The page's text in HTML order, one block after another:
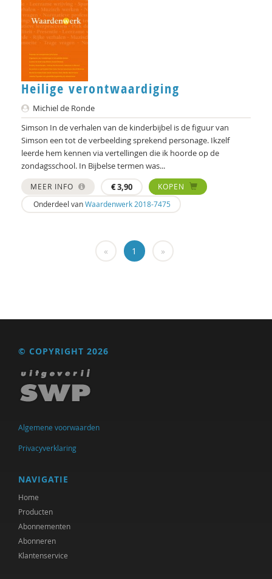
Rik Hospers
Chenjerai Hove
Gert Jan Geling
Ank Kramer
Atreyee Majumder
Brecht Molenaar
Mieke Moor
Frédéric V ndenberghe
Beate Rössler
Désirée V rweij
Adri Smaling
Gerrit Steunebrink
Fernando Suárez Müller
Laurens ten Kate
Jason Torpy
Koo van der Wal
Cor van der Weele
Karen Vintges
Theo W.A. de Wit
Heilige verontwaardiging
Michiel de Ronde
Simson In de verhalen van de kinderbijbel is de figuur van
Simson een tot de verbeelding sprekend personage. Ikzelf
leerde hem kennen via vertellingen die ik hoorde op de
zondagsschool. In Bijbelse termen was...
MEER INFO €3,90
KOPEN
Onderdeel vanWaardenwerk 2018-7475
« 1 »
© COPYRIGHT 2026
Algemene voorwaarden
Privacyverklaring
NAVIGATIE
Home
Producten
Abonnementen
Abonneren
Klantenservice